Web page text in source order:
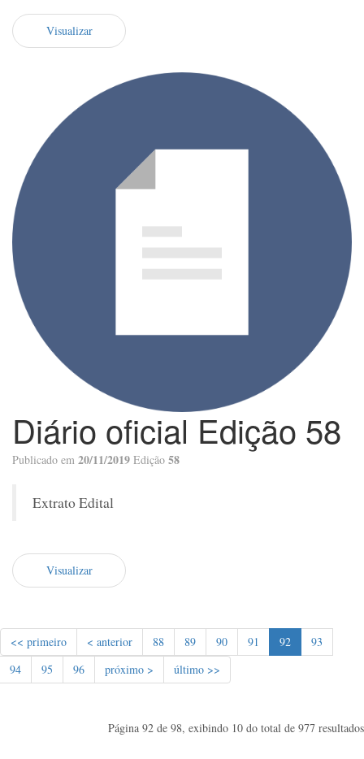
Visualizar
Diário oficial Edição 58
Publicado em 20/11/2019 Edição 58
Extrato Edital
Visualizar
<< primeiro < anterior 88 89 90 91 92
93
94
95 96 próximo > último >>
Página 92 de 98, exibindo 10 do total de 977 resultados